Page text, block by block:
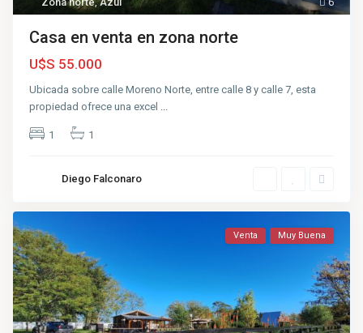
Casa en venta en zona norte
U$S 55.000
Ubicada sobre calle Moreno Norte, entre calle 8 y calle 7, esta
propiedad ofrece una excel
1 1
Diego Falconaro
Venta Muy Buena